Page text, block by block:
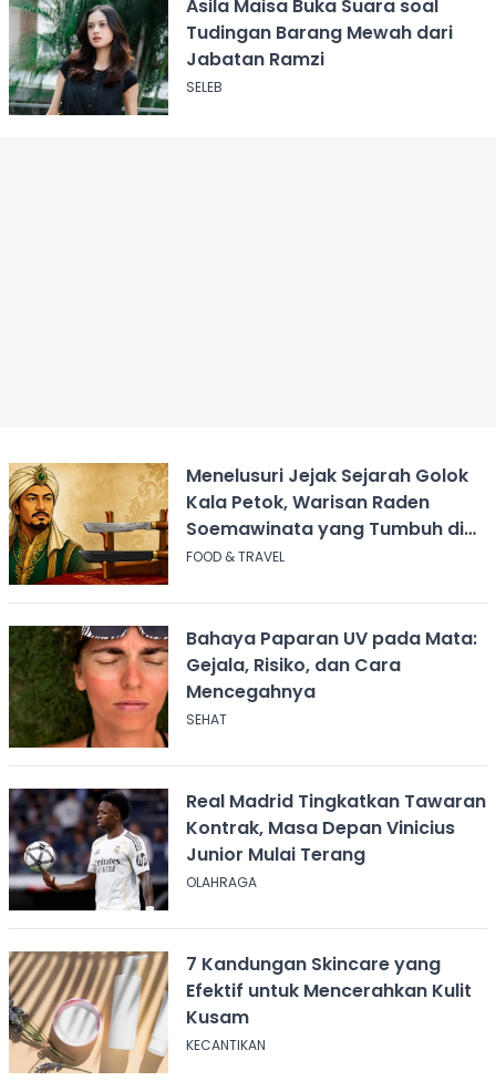
Asila Maisa Buka Suara soal
Tudingan Barang Mewah dari
Jabatan Ramzi
SELEB
Menelusuri Jejak Sejarah Golok
Kala Petok, Warisan Raden
Soemawinata yang Tumbuh di
Sukabumi
FOOD & TRAVEL
Bahaya Paparan UV pada Mata:
Gejala, Risiko, dan Cara
Mencegahnya
SEHAT
Real Madrid Tingkatkan Tawaran
Kontrak, Masa Depan Vinicius
Junior Mulai Terang
OLAHRAGA
7 Kandungan Skincare yang
Efektif untuk Mencerahkan Kulit
Kusam
KECANTIKAN